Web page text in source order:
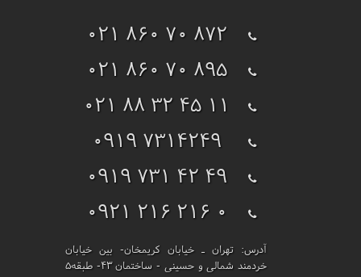
021 860 70 872
021 860 70 895
021 88 32 45 11
0919 7314249
0919 731 42 49
0921 216 216 0
آدرس: تهران ـ خیابان کریمخان- بین خیابان
خردمند شمالی و حسینی - ساختمان 43- طبقه5